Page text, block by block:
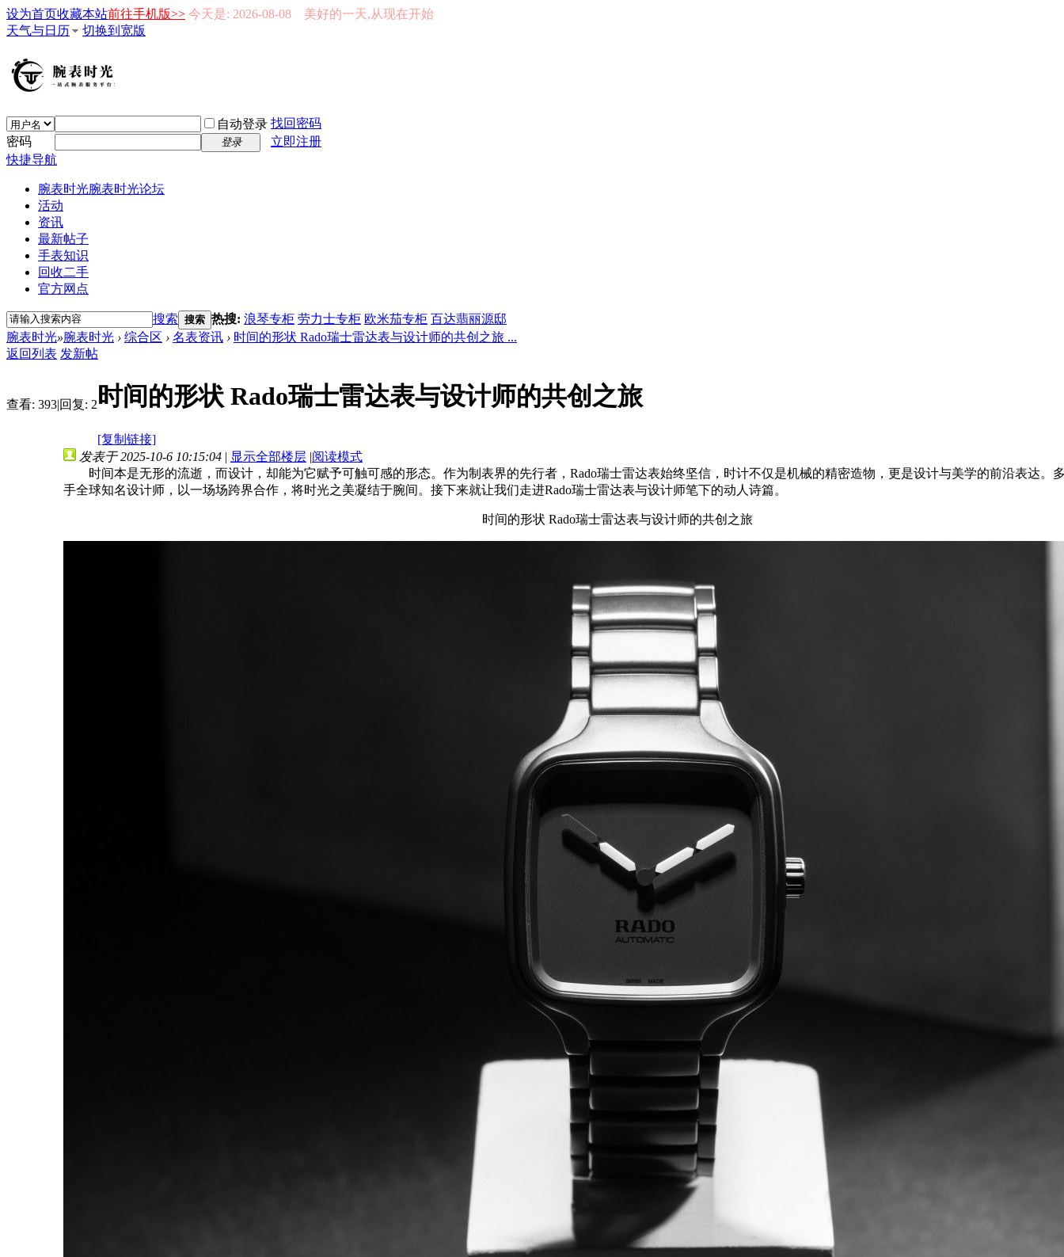
设为首页收藏本站前往手机版>> 今天是: 2026-08-08 美好的一天,从现在开始
天气与日历
切换到宽版
自动登录 找回密码
密码
登录
立即注册
快捷导航
腕表时光腕表时光论坛
活动
资讯
最新帖子
手表知识
回收二手
官方网点
搜索 搜索 热搜: 浪琴专柜 劳力士专柜 欧米茄专柜 百达翡丽源邸
腕表时光»腕表时光 › 综合区 › 名表资讯 › 时间的形状 Rado瑞士雷达表与设计师的共创之旅 ...
返回列表 发新帖
查看: 393|回复: 2时间的形状 Rado瑞士雷达表与设计师的共创之旅
[复制链接]
发表于 2025-10-6 10:15:04 | 显示全部楼层 |阅读模式
时间本是无形的流逝，而设计，却能为它赋予可触可感的形态。作为制表界的先行者，Rado瑞士雷达表始终坚信，时计不仅是机械的精密造物，更是设计与美学的前沿表达。
手全球知名设计师，以一场场跨界合作，将时光之美凝结于腕间。接下来就让我们走进Rado瑞士雷达表与设计师笔下的动人诗篇。
时间的形状 Rado瑞士雷达表与设计师的共创之旅